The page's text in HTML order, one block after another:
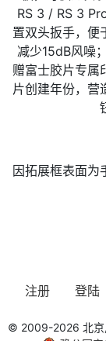
RS 3 / RS 3
置双头扳手，便
减少15dB风噪
赠富士胶片专属
片创建年份，营
因拓展框表面为
注册 登陆
© 2009-2026 北京